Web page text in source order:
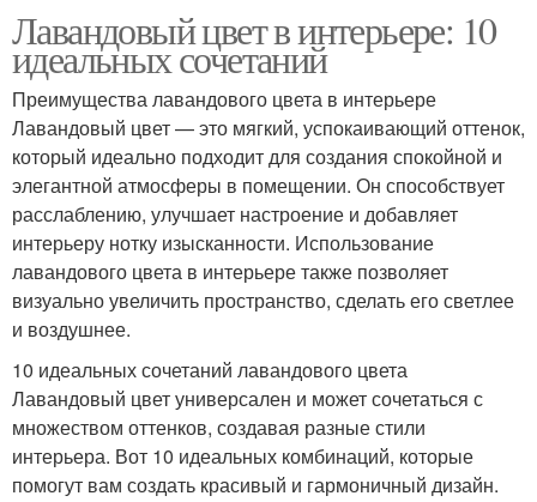
Лавандовый цвет в интерьере: 10
идеальных сочетаний
Преимущества лавандового цвета в интерьере
Лавандовый цвет — это мягкий, успокаивающий оттенок,
который идеально подходит для создания спокойной и
элегантной атмосферы в помещении. Он способствует
расслаблению, улучшает настроение и добавляет
интерьеру нотку изысканности. Использование
лавандового цвета в интерьере также позволяет
визуально увеличить пространство, сделать его светлее
и воздушнее.
10 идеальных сочетаний лавандового цвета
Лавандовый цвет универсален и может сочетаться с
множеством оттенков, создавая разные стили
интерьера. Вот 10 идеальных комбинаций, которые
помогут вам создать красивый и гармоничный дизайн.